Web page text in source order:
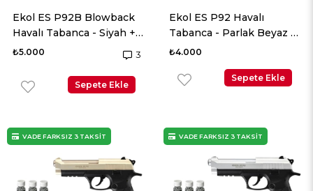
Ekol ES P92B Blowback
Havalı Tabanca - Siyah +
10 Adet Co2 + 3 Adet
Çantası + Balistik Gözlük
3
₺5.000
Sepete Ekle
Ekol ES P92 Havalı
Tabanca - Parlak Beyaz +
10 Adet Co2 + 3 Adet
Çantası + Balistik Gözlük
₺4.000
Sepete Ekle
VADE FARKSIZ 3 TAKSİT VADE FARKSIZ 3 TAKSİT